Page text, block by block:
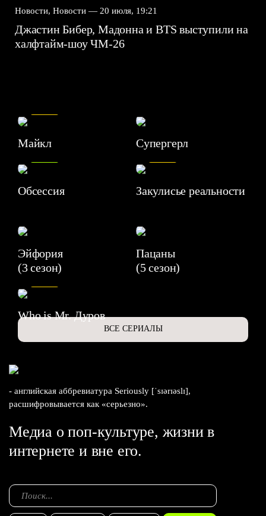
Новости, Новости — 20 июля, 19:21
Джастин Бибер, Мадонна и BTS выступили на
халфтайм-шоу ЧМ-26
Майкл Супергерл
Обсессия
7.1
Закулисье реальности
Эйфория
(3 сезон)
Пацаны
(5 сезон)
6.3
Who is Mr. Дуров
ВСЕ СЕРИАЛЫ
- английская аббревиатура Seriously [ˈsɪərɪəslɪ],
расшифровывается как «серьезно».
Медиа о поп-культуре, жизни в
интернете и вне его.